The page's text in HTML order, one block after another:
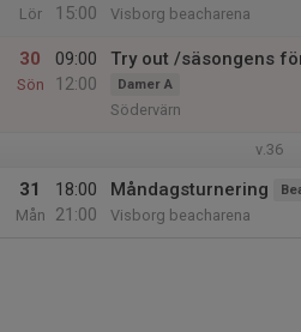
Lör
15:00
Visborg beacharena
30
Sön
09:00
12:00
Try out /säsongens
Damer A
Södervärn
v.36
31
Mån
18:00
21:00
Måndagsturnering
Visborg beacharena